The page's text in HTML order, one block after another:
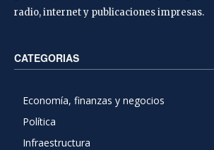
radio, internet y publicaciones impresas.
CATEGORIAS
Economía, finanzas y negocios
Política
Infraestructura